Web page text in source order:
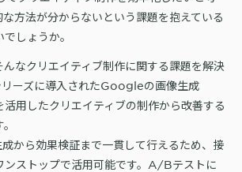
MA（マーケティングオートメー
ション）
カスタマーサポート
サイト管理・改善
A/Bテスト
脱という課題にどう挑んだのか？高度なコミュ
基盤作りの裏側
な方法が分からないという課題を抱えている
しょうか。
なクリエイティブ制作に関する課題を解決
ーズに導入されたGoogleの画像生成
用したクリエイティブの制作から改善する
から効果検証まで一貫して行えるため、接
ンストップで活用可能です。A/Bテストに